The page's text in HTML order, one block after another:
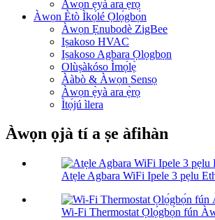
Àwọn ẹ̀yà ara ẹ̀rọ
Àwọn Ètò Ìkọ́lé Ọlọ́gbọ́n
Àwọn Ẹnubodè ZigBee
Iṣakoso HVAC
Iṣakoso Agbara Ọlọgbọn
Olùṣàkóso Ìmọ́lẹ̀
Ààbò & Àwọn Sensọ
Àwọn ẹ̀yà ara ẹ̀rọ
Ìtọ́jú ìlera
Àwọn ọjà tí a ṣe àfihàn
Atẹle Agbara WiFi Ipele 3 pẹlu
Wi-Fi Thermostat Ọlọ́gbọ́n fún